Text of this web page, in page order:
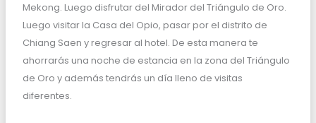
Mekong. Luego disfrutar del Mirador del Triángulo de Oro.
Luego visitar la Casa del Opio, pasar por el distrito de
Chiang Saen y regresar al hotel. De esta manera te
ahorrarás una noche de estancia en la zona del Triángulo
de Oro y además tendrás un día lleno de visitas
diferentes.